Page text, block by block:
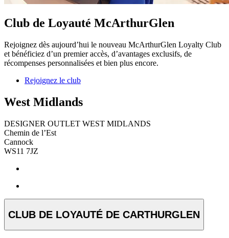
Club de Loyauté McArthurGlen
Rejoignez dès aujourd’hui le nouveau McArthurGlen Loyalty Club
et bénéficiez d’un premier accès, d’avantages exclusifs, de
récompenses personnalisées et bien plus encore.
Rejoignez le club
West Midlands
DESIGNER OUTLET WEST MIDLANDS
Chemin de l’Est
Cannock
WS11 7JZ
CLUB DE LOYAUTÉ DE CARTHURGLEN